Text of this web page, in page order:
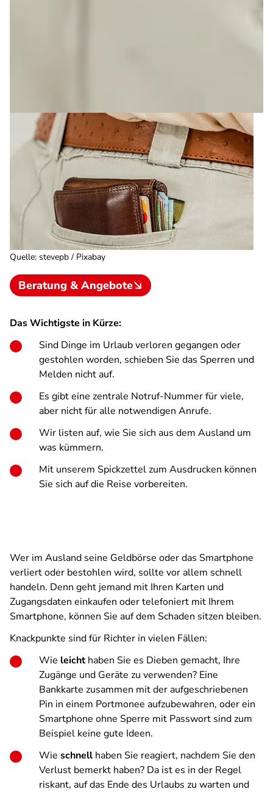
Quelle: stevepb / Pixabay
Beratung & Angebote
Das Wichtigste in Kürze:
Sind Dinge im Urlaub verloren gegangen oder
gestohlen worden, schieben Sie das Sperren und
Melden nicht auf.
Es gibt eine zentrale Notruf-Nummer für viele,
aber nicht für alle notwendigen Anrufe.
Wir listen auf, wie Sie sich aus dem Ausland um
was kümmern.
Mit unserem Spickzettel zum Ausdrucken können
Sie sich auf die Reise vorbereiten.
Wer im Ausland seine Geldbörse oder das Smartphone
verliert oder bestohlen wird, sollte vor allem schnell
handeln. Denn geht jemand mit Ihren Karten und
Zugangsdaten einkaufen oder telefoniert mit Ihrem
Smartphone, können Sie auf dem Schaden sitzen bleiben.
Knackpunkte sind für Richter in vielen Fällen:
Wie leichthaben Sie es Dieben gemacht, Ihre
Zugänge und Geräte zu verwenden? Eine
Bankkarte zusammen mit der aufgeschriebenen
Pin in einem Portmonee aufzubewahren, oder ein
Smartphone ohne Sperre mit Passwort sind zum
Beispiel keine gute Ideen.
Wie schnell haben Sie reagiert, nachdem Sie den
Verlust bemerkt haben? Da ist es in der Regel
riskant, auf das Ende des Urlaubs zu warten und